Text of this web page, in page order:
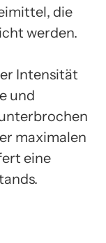
die
werden.
Intensität
und
maximalen
eine